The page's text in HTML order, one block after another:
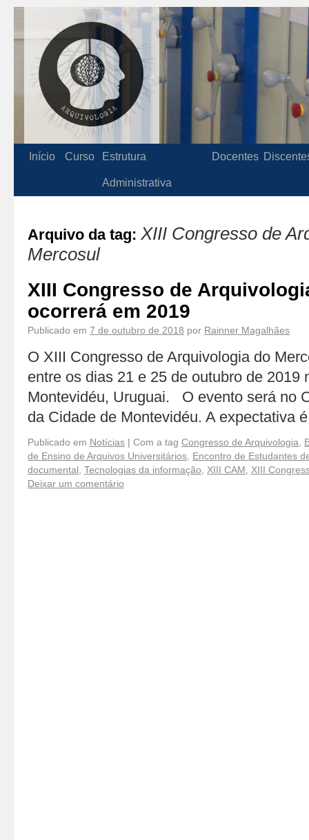
Início Curso Estrutura
Administrativa
Docentes
Arquivo da tag:XIII Congresso de
Mercosul
XIII Congresso de
ocorrerá em 2019
Publicado em 7 de outubro de 2018 por Rainner Magalhães
O XIII Congresso de Arquivologia do
entre os dias 21 e 25 de outubro de 2019
Montevidéu, Uruguai. O evento será no
da Cidade de Montevidéu. A expectativa
Publicado em Notícias | Com a tag Congresso de Arquivologia
de Ensino de Arquivos Universitários Encontro de Estudantes
documental Tecnologias da informação XIII CAM
XIII
Deixar um comentário